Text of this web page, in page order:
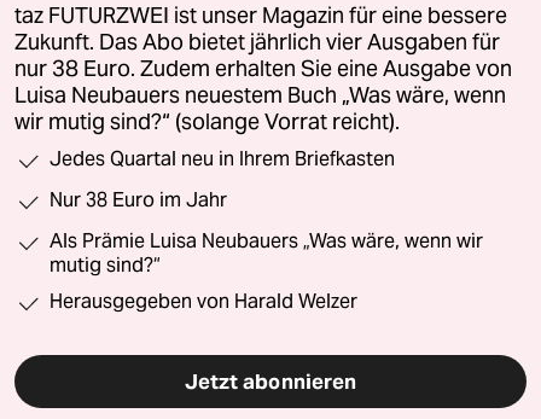
taz FUTURZWEI ist unser Magazin für eine bessere
Zukunft. Das Abo bietet jährlich vier Ausgaben für
nur 38 Euro. Zudem erhalten Sie eine Ausgabe von
Luisa Neubauers neuestem Buch „Was wäre, wenn
wir mutig sind?“ (solange Vorrat reicht).
Jedes Quartal neu in Ihrem Briefkasten
Nur 38 Euro im Jahr
Als Prämie Luisa Neubauers „Was wäre, wenn wir
mutig sind?“
Herausgegeben von Harald Welzer
Jetzt abonnieren